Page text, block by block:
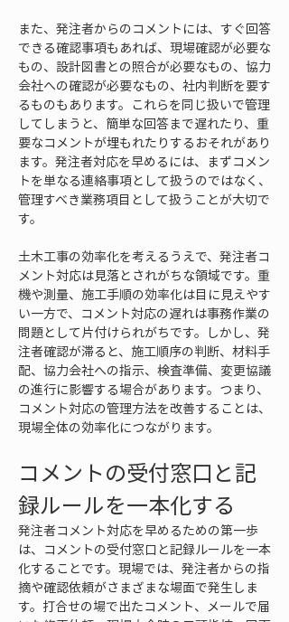
また、発注者からのコメントには、すぐ回答
できる確認事項もあれば、現場確認が必要な
もの、設計図書との照合が必要なもの、協力
会社への確認が必要なもの、社内判断を要す
るものもあります。これらを同じ扱いで管理
してしまうと、簡単な回答まで遅れたり、重
要なコメントが埋もれたりするおそれがあり
ます。発注者対応を早めるには、まずコメン
トを単なる連絡事項として扱うのではなく、
管理すべき業務項目として扱うことが大切で
す。
土木工事の効率化を考えるうえで、発注者コ
メント対応は見落とされがちな領域です。重
機や測量、施工手順の効率化は目に見えやす
い一方で、コメント対応の遅れは事務作業の
問題として片付けられがちです。しかし、発
注者確認が滞ると、施工順序の判断、材料手
配、協力会社への指示、検査準備、変更協議
の進行に影響する場合があります。つまり、
コメント対応の管理方法を改善することは、
現場全体の効率化につながります。
コメントの受付窓口と記
録ルールを一本化する
発注者コメント対応を早めるための第一歩
は、コメントの受付窓口と記録ルールを一本
化することです。現場では、発注者からの指
摘や確認依頼がさまざまな場面で発生しま
す。打合せの場で出たコメント、メールで届